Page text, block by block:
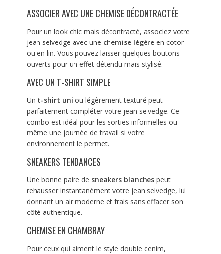
ASSOCIER AVEC UNE CHEMISE DÉCONTRACTÉE
Pour un look chic mais décontracté, associez votre
jean selvedge avec une chemise légèreen coton
ou en lin. Vous pouvez laisser quelques boutons
ouverts pour un effet détendu mais stylisé.
AVEC UN T-SHIRT SIMPLE
Un t-shirt uni ou légèrement texturé peut
parfaitement compléter votre jean selvedge. Ce
combo est idéal pour les sorties informelles ou
même une journée de travail si votre
environnement le permet.
SNEAKERS TENDANCES
Une bonne paire de sneakers blanchespeut
rehausser instantanément votre jean selvedge, lui
donnant un air moderne et frais sans effacer son
côté authentique.
CHEMISE EN CHAMBRAY
Pour ceux qui aiment le style double denim,